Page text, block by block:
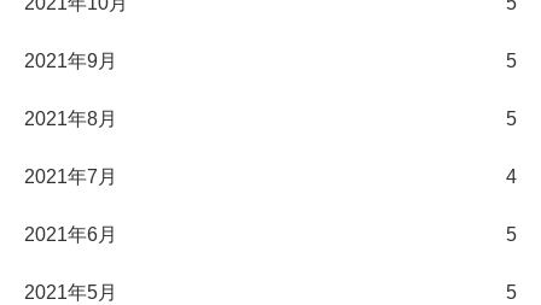
2021年9月 5
2021年8月 5
2021年7月 4
2021年6月 5
2021年5月 5